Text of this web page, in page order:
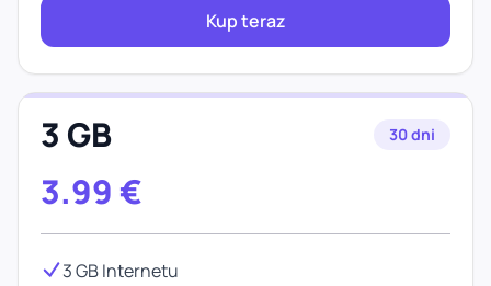
Kup teraz
3 GB 30 dni
3.99 €
3 GB Internetu